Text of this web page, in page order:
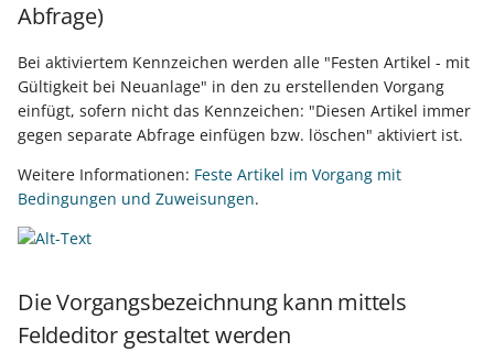
Abfrage)
Bei aktiviertem Kennzeichen werden alle "Festen Artikel - mit
Gültigkeit bei Neuanlage" in den zu erstellenden Vorgang
einfügt, sofern nicht das Kennzeichen: "Diesen Artikel immer
gegen separate Abfrage einfügen bzw. löschen" aktiviert ist.
Weitere Informationen: Feste Artikel im Vorgang mit
Bedingungen und Zuweisungen.
Die Vorgangsbezeichnung kann mittels
Feldeditor gestaltet werden